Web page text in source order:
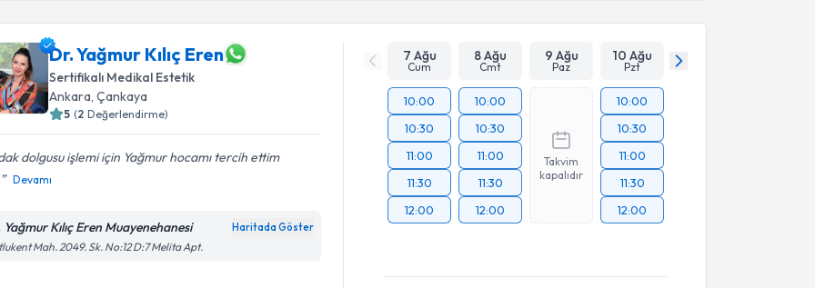
Dr. Yağmur Kılıç Eren
Sertifikalı Medikal Estetik
Ankara,Çankaya
5 (2 Değerlendirme)
dolgusu işlemi için Yağmur hocamı tercih ettim
Devamı
Yağmur Kılıç Eren Muayenehanesi Haritada Göster
Mah. 2049. Sk. No:12 D:7 Melita Apt.
7 Ağu
Cum
8 Ağu
Cmt
9 Ağu
Paz
10 Ağu
Pzt
10:00
10:30
11:00
11:30
12:00
10:00
10:30
11:00
11:30
12:00
Takvim
kapalıdır
10:00
10:30
11:00
11:30
12:00